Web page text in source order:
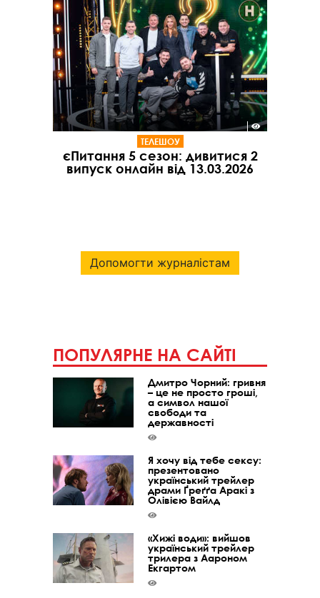
ТЕЛЕШОУ
єПитання 5 сезон: дивитися 2
випуск онлайн від 13.03.2026
Допомогти журналістам
ПОПУЛЯРНЕ НА САЙТІ
Дмитро Чорний: гривня
– це не просто гроші,
а символ нашої
свободи та
державності
Я хочу від тебе сексу:
презентовано
український трейлер
драми Ґреґґа Аракі з
Олівією Вайлд
«Хижі води»: вийшов
український трейлер
трилера з Аароном
Екгартом